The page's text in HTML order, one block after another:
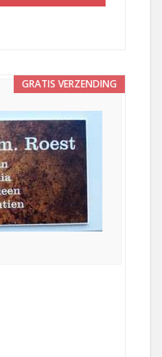
GRATIS VERZENDING